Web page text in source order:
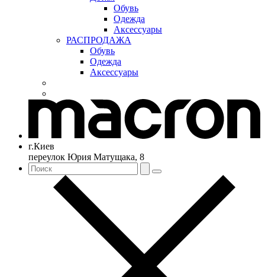
Обувь
Одежда
Аксессуары
РАСПРОДАЖА
Обувь
Одежда
Аксессуары
г.Киев
переулок Юрия Матущака, 8